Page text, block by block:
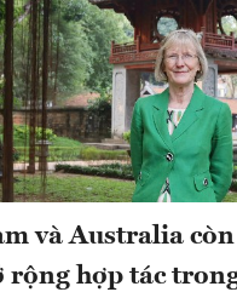
và Australia
rộng hợp tác